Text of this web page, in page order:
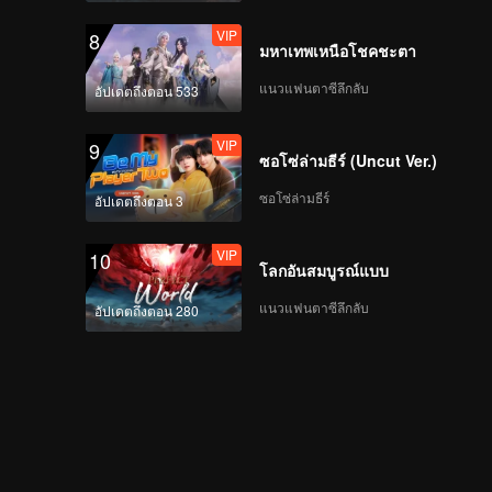
8
อัปเดตถึงตอน 533
VIP
มหาเทพเหนือโชคชะตา
แนวแฟนตาซีลึกลับ
9
อัปเดตถึงตอน 3
VIP
ซอโซ่ล่ามธีร์ (Uncut Ver.)
ซอโซ่ล่ามธีร์
10
อัปเดตถึงตอน 280
VIP
โลกอันสมบูรณ์แบบ
แนวแฟนตาซีลึกลับ